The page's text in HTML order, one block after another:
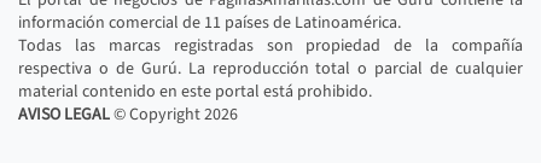
información comercial de 11 países de Latinoamérica.
Todas las marcas registradas son propiedad de la compañía
respectiva o de Gurú. La reproducción total o parcial de cualquier
material contenido en este portal está prohibido.
AVISO LEGAL© Copyright2026